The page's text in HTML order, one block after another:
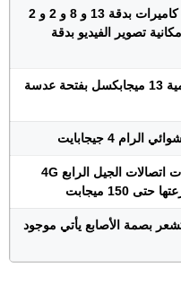
الهاتف مزود بأربع كاميرات بدقة 13 و 8 و 2 و 2
تصوير الفيديو بدقة
دقة الكاميرا الأمامية 13 ميجابكسل بفتحة عدسة
4 جيجابايت
الهاتف يدعم شبكات اتصالات الجيل الرابع 4G
150 ميجابت
بصمة الأصابع يأتي موجود